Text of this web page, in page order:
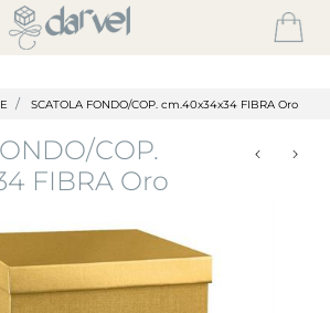
SCATOLA FONDO/COP. cm.40x34x34 FIBRA Oro
COP.
FIBRA Oro